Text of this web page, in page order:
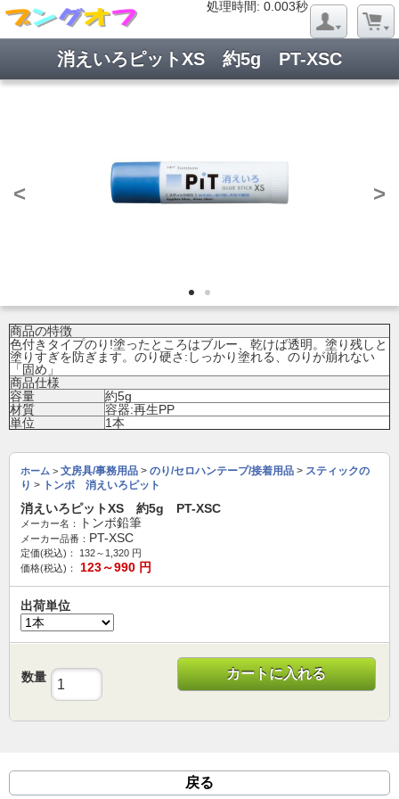
処理時間: 0.003秒
消えいろピットXS 約5g PT-XSC
< >
商品の特徴
色付きタイプのり!塗ったところはブルー、乾けば透明。塗り残しと
塗りすぎを防ぎます。のり硬さ:しっかり塗れる、のりが崩れない
「固め」
商品仕様
容量
約5g
材質
容器:再生PP
単位
1本
ホーム > 文房具/事務用品 > のり/セロハンテープ/接着用品 > スティックの
り > トンボ 消えいろピット
消えいろピットXS 約5g PT-XSC
メーカー名： トンボ鉛筆
メーカー品番： PT-XSC
定価(税込)： 132～1,320 円
価格(税込)：
123～990 円
出荷単位
数量 カートに入れる
戻る
処理時間: 0.020秒